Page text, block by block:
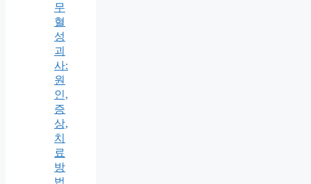
무
혈
성
괴
사:
원
인,
증
상,
치
료
방
법